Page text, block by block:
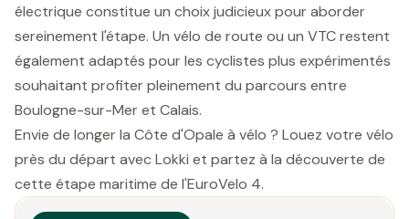
électrique constitue un choix judicieux pour aborder
sereinement l'étape. Un vélo de route ou un VTC restent
également adaptés pour les cyclistes plus expérimentés
souhaitant profiter pleinement du parcours entre
Boulogne-sur-Mer et Calais.
Envie de longer la Côte d'Opale à vélo ? Louez votre vélo
près du départ avec Lokki et partez à la découverte de
cette étape maritime de l'EuroVelo 4.